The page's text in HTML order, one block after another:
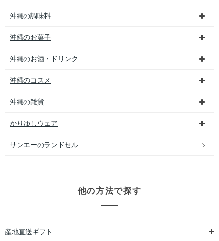
沖縄の調味料
沖縄のお菓子
沖縄のお酒・ドリンク
沖縄のコスメ
沖縄の雑貨
かりゆしウェア
サンエーのランドセル
他の方法で探す
産地直送ギフト